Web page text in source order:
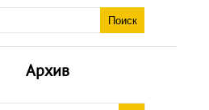
Архив